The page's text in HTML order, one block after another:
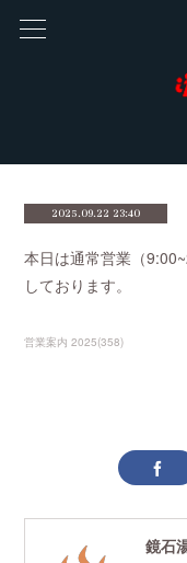
2025.09.22 23:40
本日は通常営業（
しております。
営業案内 2025(358)